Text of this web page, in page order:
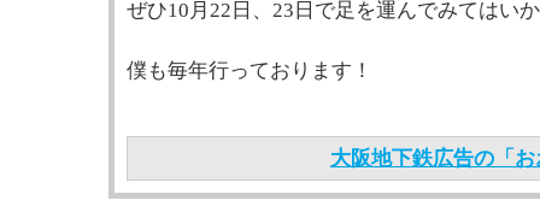
ぜひ10月22日、23日で足を運んでみてはい
僕も毎年行っております！
大阪地下鉄広告の「